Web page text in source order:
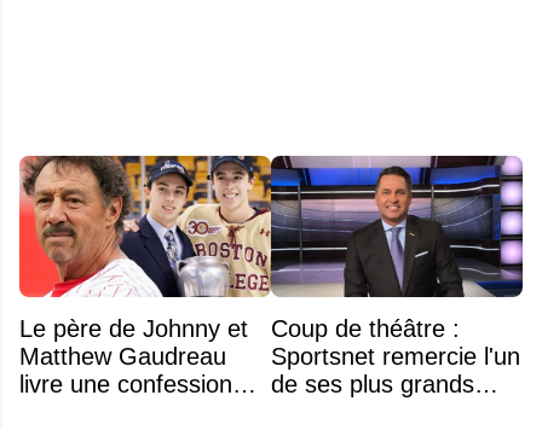
Le père de Johnny et
Matthew Gaudreau
livre une confession
Coup de théâtre :
Sportsnet remercie l'un
de ses plus grands